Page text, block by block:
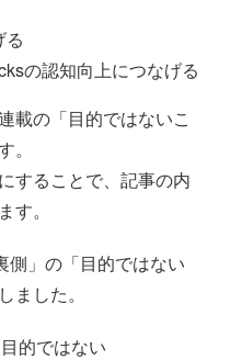
る
の認知向上につなげる
載の「目的ではないこ
することで、記事の内
す。
側」の「目的ではない
ました。
的ではない